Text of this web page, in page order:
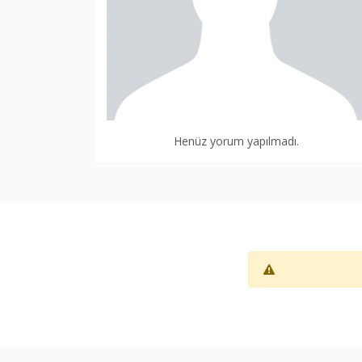
Henüz yorum yapılmadı.